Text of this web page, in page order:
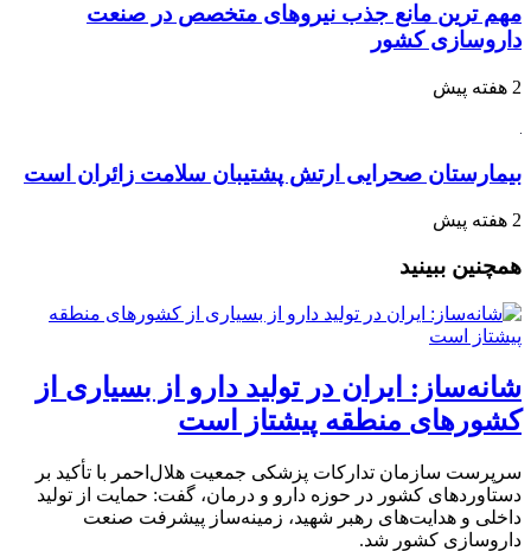
مهم ترین مانع جذب نیروهای متخصص در صنعت
داروسازی کشور
2 هفته پیش
بیمارستان صحرایی ارتش پشتیبان سلامت زائران است
2 هفته پیش
همچنین ببینید
شانه‌ساز: ایران در تولید دارو از بسیاری از
کشورهای منطقه پیشتاز است
سرپرست سازمان تدارکات پزشکی جمعیت هلال‌احمر با تأکید بر
دستاوردهای کشور در حوزه دارو و درمان، گفت: حمایت از تولید
داخلی و هدایت‌های رهبر شهید، زمینه‌ساز پیشرفت صنعت
داروسازی کشور شد.